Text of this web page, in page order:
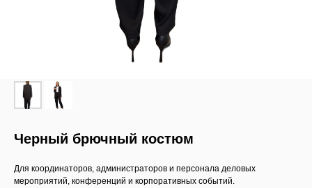
Черный брючный костюм
Для координаторов, администраторов и персонала деловых
мероприятий, конференций и корпоративных событий.